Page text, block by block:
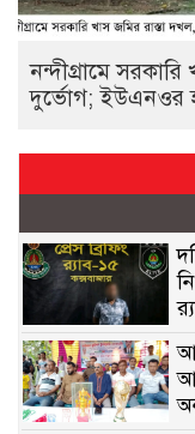
নন্দীগ্রামে
দুর্ভোগ; ইউএনওর